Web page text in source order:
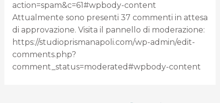
action=spam&c=61#wpbody-content
Attualmente sono presenti 37 commenti in attesa
di approvazione. Visita il pannello di moderazione:
https://studioprismanapoli.com/wp-admin/edit-
comments.php?
comment_status=moderated#wpbody-content